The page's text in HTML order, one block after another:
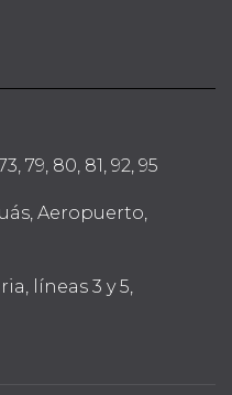
79, 80, 81, 92, 95
Aeropuerto,
líneas 3 y 5,